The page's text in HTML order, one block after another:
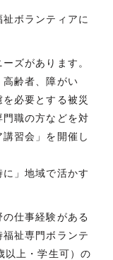
祉ボランティアに
ズがあります。
高齢者、障がい
必要とする被災
職の方などを対
習会」を開催し
」地域で活かす
仕事経験がある
祉専門ボランテ
以上・学生可）の